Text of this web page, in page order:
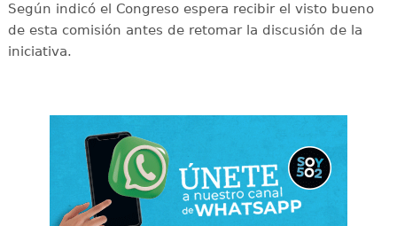
Según indicó el Congreso espera recibir el visto bueno
de esta comisión antes de retomar la discusión de la
iniciativa.